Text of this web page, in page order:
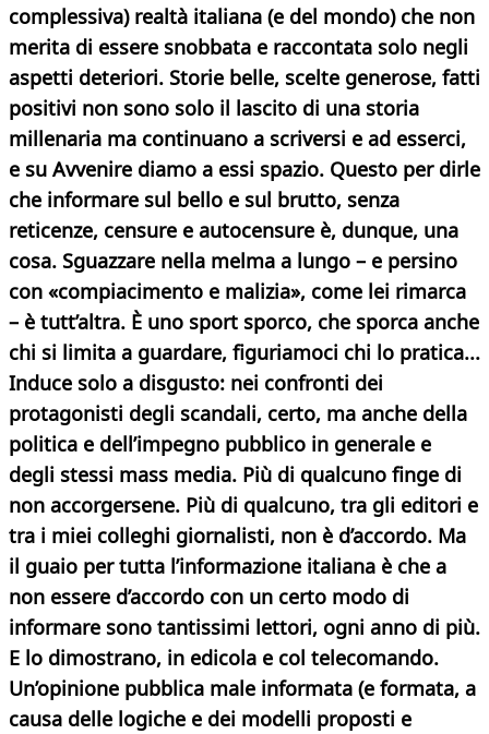
complessiva) realtà italiana (e del mondo) che non
merita di essere snobbata e raccontata solo negli
aspetti deteriori. Storie belle, scelte generose, fatti
positivi non sono solo il lascito di una storia
millenaria ma continuano a scriversi e ad esserci,
e su Avvenire diamo a essi spazio. Questo per dirle
che informare sul bello e sul brutto, senza
reticenze, censure e autocensure è, dunque, una
cosa. Sguazzare nella melma a lungo – e persino
con «compiacimento e malizia», come lei rimarca
– è tutt’altra. È uno sport sporco, che sporca anche
chi si limita a guardare, figuriamoci chi lo pratica...
Induce solo a disgusto: nei confronti dei
protagonisti degli scandali, certo, ma anche della
politica e dell’impegno pubblico in generale e
degli stessi mass media. Più di qualcuno finge di
non accorgersene. Più di qualcuno, tra gli editori e
tra i miei colleghi giornalisti, non è d’accordo. Ma
il guaio per tutta l’informazione italiana è che a
non essere d’accordo con un certo modo di
informare sono tantissimi lettori, ogni anno di più.
E lo dimostrano, in edicola e col telecomando.
Un’opinione pubblica male informata (e formata, a
causa delle logiche e dei modelli proposti e